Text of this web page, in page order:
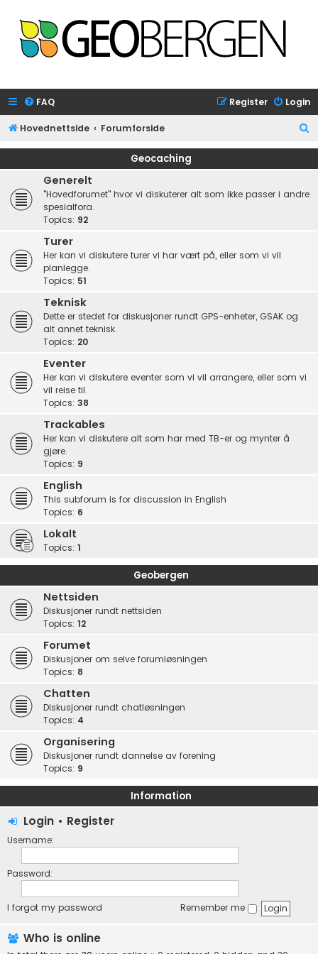
FAQ Login
Register
Hovednettside Forumforside
e
Geocaching
Generelt
"Hovedforumet" hvor vi diskuterer alt som ikke passer i andre
spesialfora.
Topics: 92
Turer
Her kan vi diskutere turer vi har vært på, eller som vi vil
planlegge.
Topics: 51
Teknisk
Dette er stedet for diskusjoner rundt GPS-enheter, GSAK og
alt annet teknisk.
Topics: 20
Eventer
Her kan vi diskutere eventer som vi vil arrangere, eller som vi
vil reise til.
Topics: 38
Trackables
Her kan vi diskutere alt som har med TB-er og mynter å
gjøre.
Topics: 9
English
This subforum is for discussion in English
Topics: 6
Lokalt
Topics: 1
Geobergen
Nettsiden
Diskusjoner rundt nettsiden
Topics: 12
Forumet
Diskusjoner om selve forumløsningen
Topics: 8
Chatten
Diskusjoner rundt chatløsningen
Topics: 4
Organisering
Diskusjoner rundt dannelse av forening
Topics: 9
Information
Login • Register
Username:
Password:
I forgot my password Remember me
Who is online